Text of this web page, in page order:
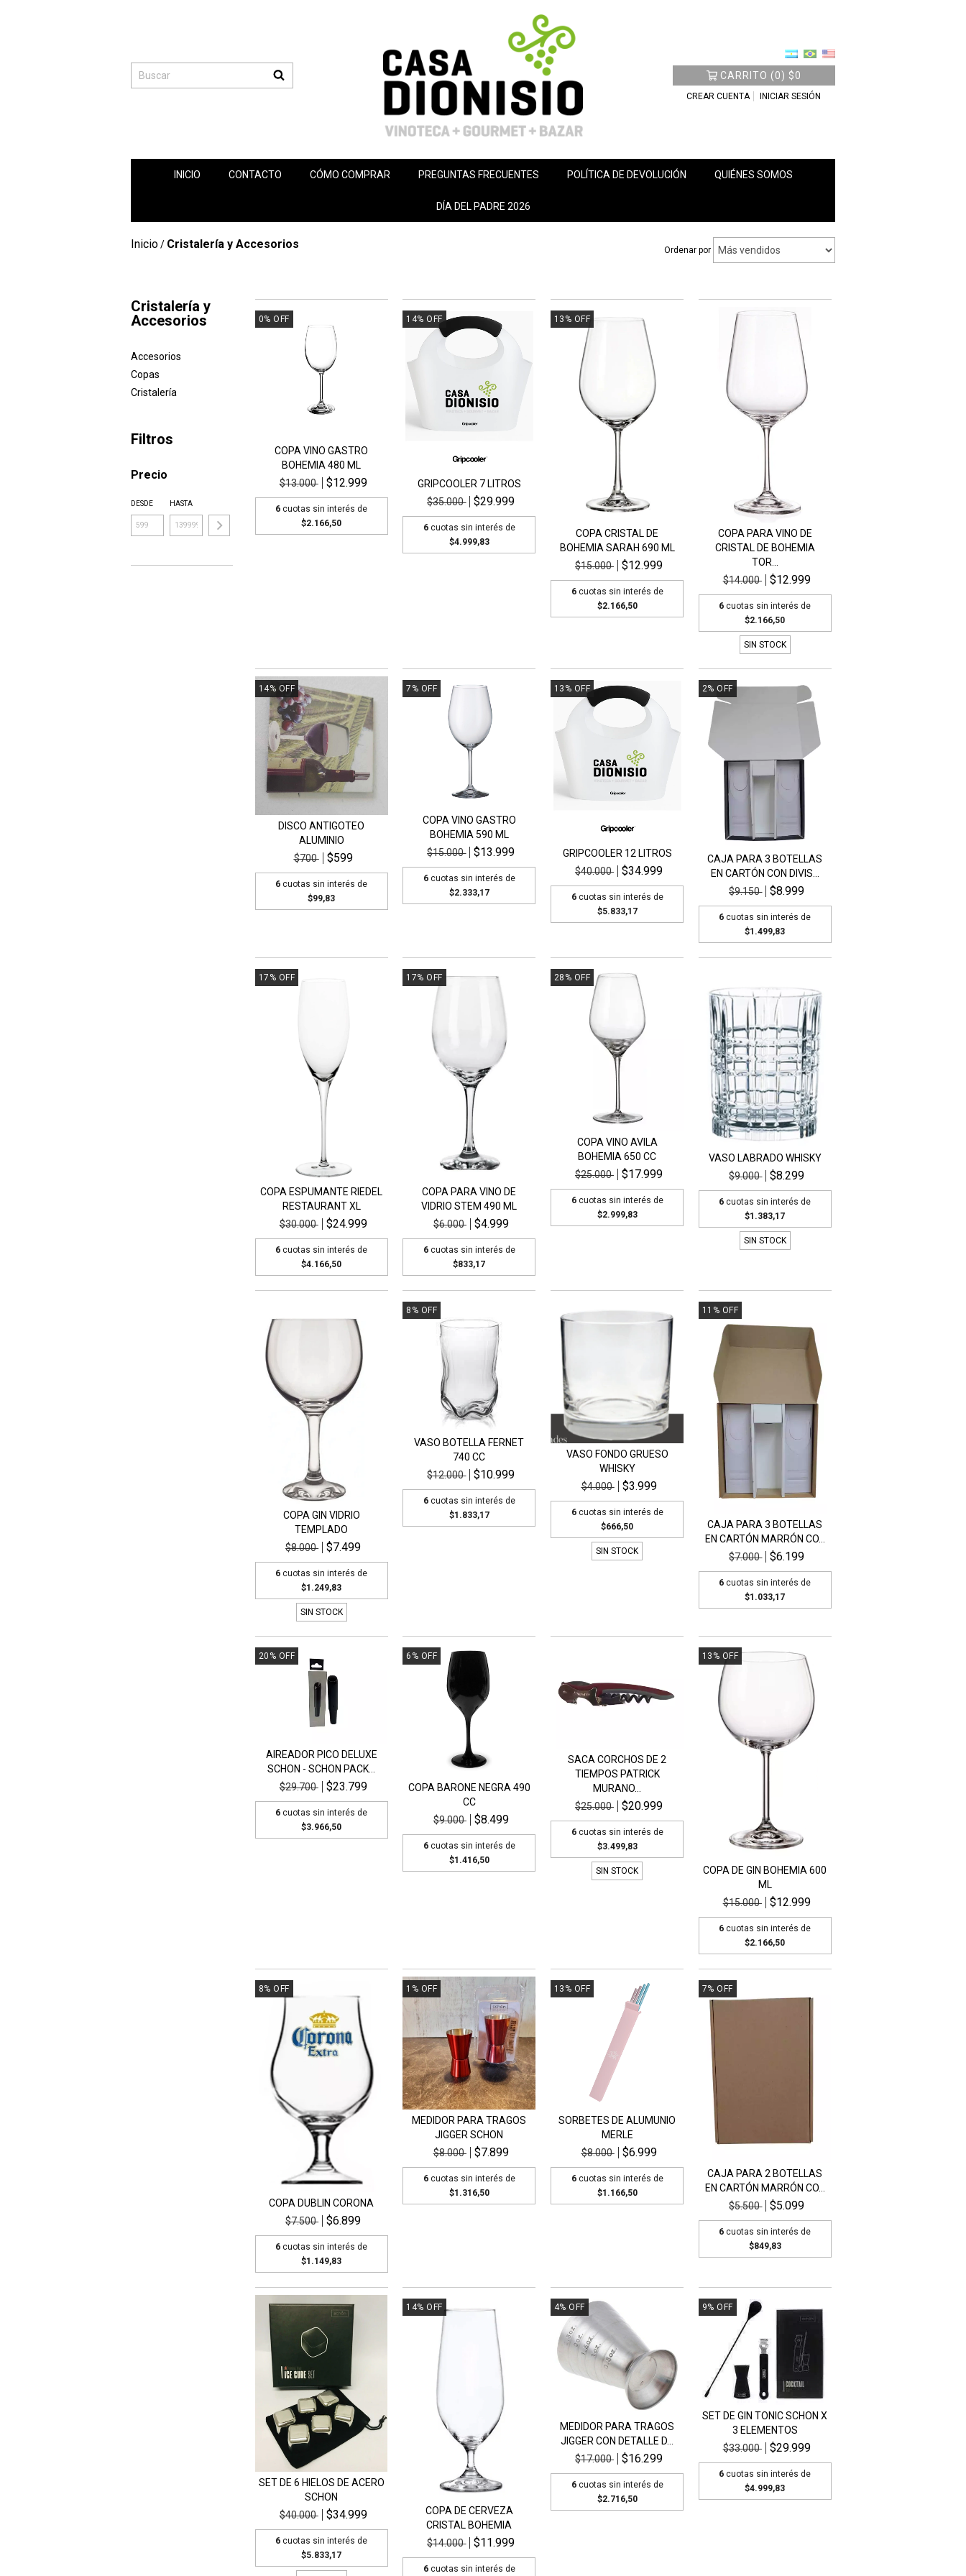
CARRITO (0) $0
CREAR CUENTA INICIAR SESIÓN
INICIO CONTACTO CÓMO COMPRAR PREGUNTAS FRECUENTES POLÍTICA DE DEVOLUCIÓN QUIÉNES SOMOS
DÍA DEL PADRE 2026
Inicio/ Cristalería y Accesorios Ordenar por
Cristalería y
Accesorios
Accesorios
Copas
Cristalería
Filtros
Precio
DESDE HASTA
0% OFF
COPA VINO GASTRO
BOHEMIA 480 ML
$13.000
$12.999
6 cuotas sin interés de
$2.166,50
14% OFF
GRIPCOOLER 7 LITROS
$35.000
$29.999
6 cuotas sin interés de
$4.999,83
13 % OFF
COPA CRISTAL DE
BOHEMIA SARAH 690 ML
$15.000
$12.999
6 cuotas sin interés de
$2.166,50
COPA PARA VINO DE
CRISTAL DE BOHEMIA
TOR...
$14.000
$12.999
6 cuotas sin interés de
$2.166,50
SIN STOCK
14% OFF
DISCO ANTIGOTEO
ALUMINIO
$700
$599
6 cuotas sin interés de
$99,83
7 % OFF
COPA VINO GASTRO
BOHEMIA 590 ML
$15.000
$13.999
6 cuotas sin interés de
$2.333,17
13 % OFF
GRIPCOOLER 12 LITROS
$40.000
$34.999
6 cuotas sin interés de
$5.833,17
2%OFF
CAJA PARA 3 BOTELLAS
EN CARTÓN CON DIVIS...
$9.150
$8.999
6 cuotas sin interés de
$1.499,83
17 % OFF
COPA ESPUMANTE RIEDEL
RESTAURANT XL
$30.000
$24.999
6 cuotas sin interés de
$4.166,50
17% OFF
COPA PARA VINO DE
VIDRIO STEM 490 ML
$6.000
$4.999
6 cuotas sin interés de
$833,17
28 % OFF
COPA VINO AVILA
BOHEMIA 650 CC
$25.000
$17.999
6 cuotas sin interés de
$2.999,83
VASO LABRADO WHISKY
$9.000
$8.299
6 cuotas sin interés de
$1.383,17
SIN STOCK
COPA GIN VIDRIO
TEMPLADO
$8.000
$7.499
6 cuotas sin interés de
$1.249,83
SIN STOCK
8 % OFF
VASO BOTELLA FERNET
740 CC
$12.000
$10.999
6 cuotas sin interés de
$1.833,17
VASO FONDO GRUESO
WHISKY
$4.000
$3.999
6 cuotas sin interés de
$666,50
SIN STOCK
11 % OFF
CAJA PARA 3 BOTELLAS
EN CARTÓN MARRÓN CO...
$7.000
$6.199
6 cuotas sin interés de
$1.033,17
20 % OFF
AIREADOR PICO DELUXE
SCHON - SCHON PACK...
$29.700
$23.799
6 cuotas sin interés de
$3.966,50
6 % OFF
COPA BARONE NEGRA 490
CC
$9.000
$8.499
6 cuotas sin interés de
$1.416,50
SACA CORCHOS DE 2
TIEMPOS PATRICK
MURANO...
$25.000
$20.999
6 cuotas sin interés de
$3.499,83
SIN STOCK
13 % OFF
COPA DE GIN BOHEMIA 600
ML
$15.000
$12.999
6 cuotas sin interés de
$2.166,50
8% OFF
COPA DUBLIN CORONA
$7.500
$6.899
6 cuotas sin interés de
$1.149,83
1 % OFF
MEDIDOR PARA TRAGOS
JIGGER SCHON
$8.000
$7.899
6 cuotas sin interés de
$1.316,50
13 % OFF
SORBETES DE ALUMUNIO
MERLE
$8.000
$6.999
6 cuotas sin interés de
$1.166,50
7% OFF
CAJA PARA 2 BOTELLAS
EN CARTÓN MARRÓN CO...
$5.500
$5.099
6 cuotas sin interés de
$849,83
SET DE 6 HIELOS DE ACERO
SCHON
$40.000
$34.999
6 cuotas sin interés de
$5.833,17
14% OFF
COPA DE CERVEZA
CRISTAL BOHEMIA
$14.000
$11.999
6 cuotas sin interés de
4% OFF
MEDIDOR PARA TRAGOS
JIGGER CON DETALLE D...
$17.000
$16.299
6 cuotas sin interés de
$2.716,50
9% OFF
SET DE GIN TONIC SCHON X
3 ELEMENTOS
$33.000
$29.999
6 cuotas sin interés de
$4.999,83